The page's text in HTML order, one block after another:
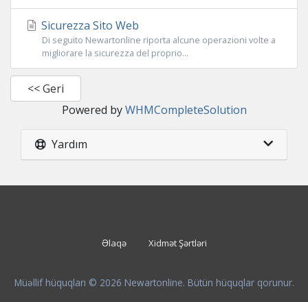
Sicurezza Sito Web
Di seguito Newartonline riporta alcune operazioni volte a
migliorare la sicurezza del proprio...
<< Geri
Powered byWHMCompleteSolution
Yardım
Əlaqə Xidmət Şərtləri
Müəllif hüquqları © 2026 Newartonline. Bütün hüquqlar qorunur.